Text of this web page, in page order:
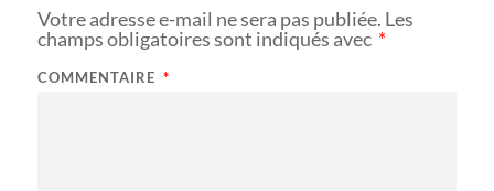
Votre adresse e-mail ne sera pas publiée. Les
champs obligatoires sont indiqués avec *
COMMENTAIRE *